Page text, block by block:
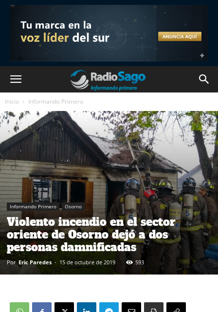
Inicio Informando Primero
Informando Primero Osorno
Violento incendio en el sector
oriente de Osorno dejó a dos
personas damnificadas
Por Eric Paredes - 15 de octubre de 2019 593